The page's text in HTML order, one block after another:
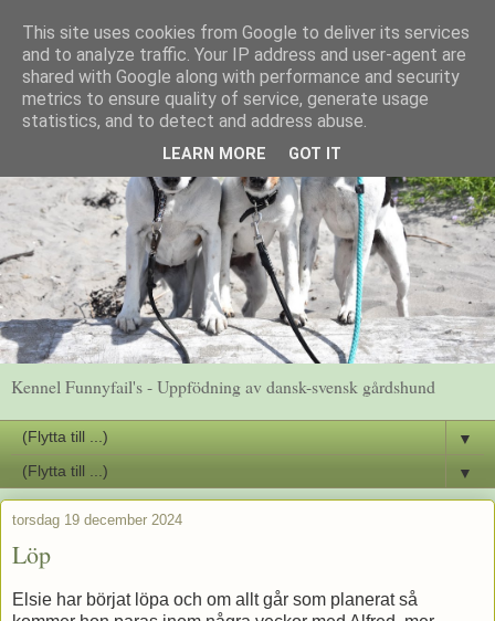
Kennel Funnyfail's - Uppfödning av dansk-svensk gårdshund
▼
▼
torsdag 19 december 2024
Löp
Elsie har börjat löpa och om allt går som planerat så
This site uses cookies from Google to deliver its services
and to analyze traffic. Your IP address and user-agent are
shared with Google along with performance and security
metrics to ensure quality of service, generate usage
statistics, and to detect and address abuse.
LEARN MORE GOT IT